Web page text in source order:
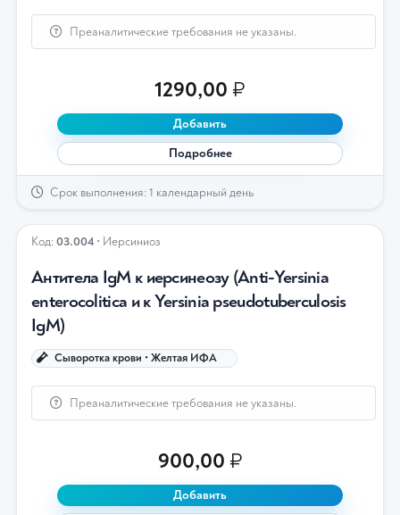
Преаналитические требования не указаны.
1290,00 ₽
Добавить
Подробнее
Срок выполнения: 1 календарный день
Код:03.004 • Иерсиниоз
Антитела IgM к иерсинеозу (Anti-Yersinia
enterocolitica и к Yersinia pseudotuberculosis
IgМ)
Сыворотка крови • Желтая ИФА
Преаналитические требования не указаны.
900,00 ₽
Добавить